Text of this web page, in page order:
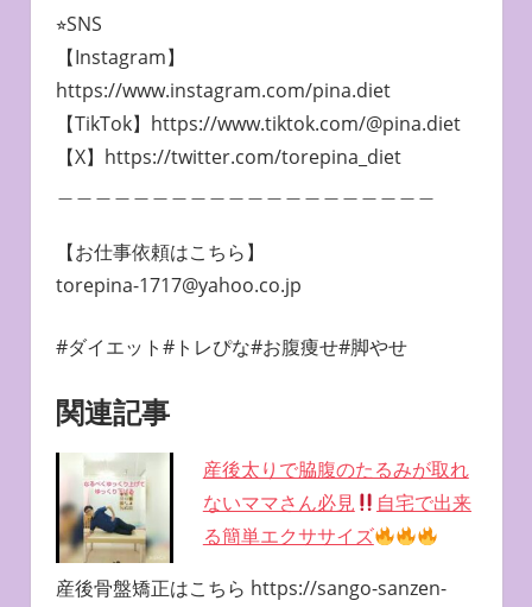
⭐︎SNS
【Instagram】
https://www.instagram.com/pina.diet
【TikTok】https://www.tiktok.com/@pina.diet
【X】https://twitter.com/torepina_diet
【お仕事依頼はこちら】
torepina-1717@yahoo.co.jp
#ダイエット#トレぴな#お腹痩せ#脚やせ
関連記事
産後太りで脇腹のたるみが取れ
ないママさん必見
自宅で出来
る簡単エクササイズ
産後骨盤矯正はこちら https://sango-sanzen-